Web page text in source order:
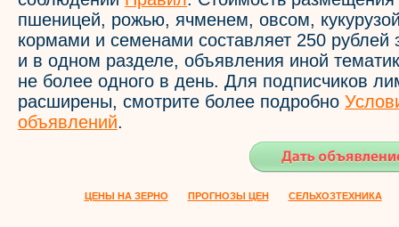
пшеницей, рожью, ячменем, овсом,
кормами и семенами составляет 250 рублей
и в одном разделе, объявления иной
не более одного в день. Для подписчиков
расширены, смотрите более подробно
объявлений.
ЦЕНЫ НА ЗЕРНО ПРОГНОЗЫ ЦЕН СЕЛЬХОЗТЕХНИКА